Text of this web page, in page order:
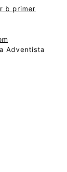
b primer
Adventista